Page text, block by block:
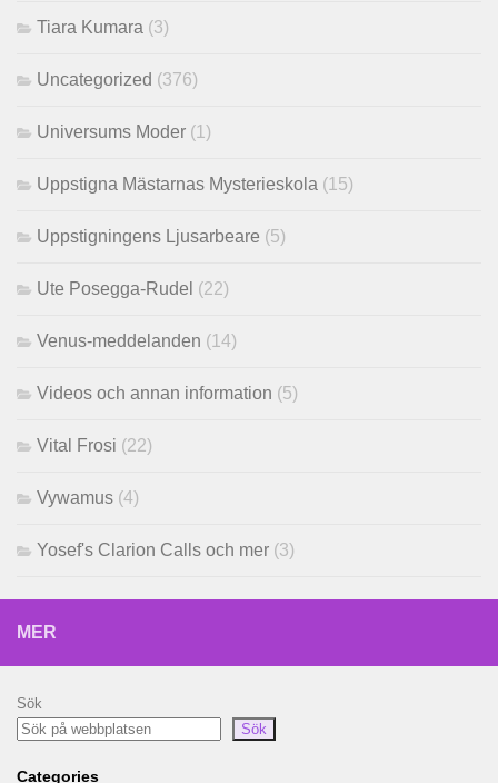
Tiara Kumara (3)
Uncategorized (376)
Universums Moder (1)
Uppstigna Mästarnas Mysterieskola (15)
Uppstigningens Ljusarbeare (5)
Ute Posegga-Rudel (22)
Venus-meddelanden (14)
Videos och annan information (5)
Vital Frosi (22)
Vywamus (4)
Yosef's Clarion Calls och mer (3)
MER
Sök
Sök
Categories